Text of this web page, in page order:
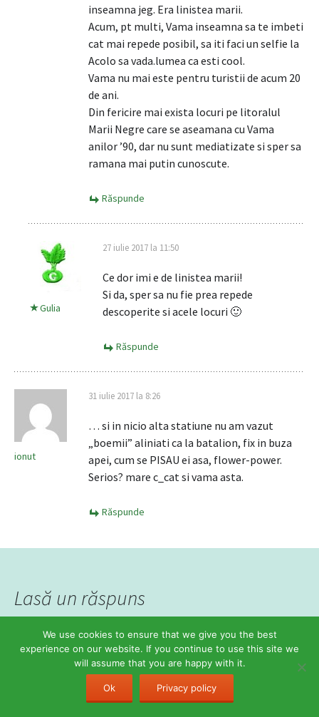
inseamna jeg. Era linistea marii.
Acum, pt multi, Vama inseamna sa te imbeti
cat mai repede posibil, sa iti faci un selfie la
Acolo sa vada.lumea ca esti cool.
Vama nu mai este pentru turistii de acum 20
de ani.
Din fericire mai exista locuri pe litoralul
Marii Negre care se aseamana cu Vama
anilor ’90, dar nu sunt mediatizate si sper sa
ramana mai putin cunoscute.
Răspunde
Gulia
27 iulie 2017 la 11:50
Ce dor imi e de linistea marii!
Si da, sper sa nu fie prea repede
descoperite si acele locuri 🙂
Răspunde
ionut
31 iulie 2017 la 8:26
… si in nicio alta statiune nu am vazut
„boemii” aliniati ca la batalion, fix in buza
apei, cum se PISAU ei asa, flower-power.
Serios? mare c_cat si vama asta.
Răspunde
Lasă un răspuns
We use cookies to ensure that we give you the best
experience on our website. If you continue to use this site we
will assume that you are happy with it.
Ok Privacy policy